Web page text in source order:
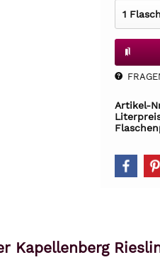
Artikel-
Kapellenberg